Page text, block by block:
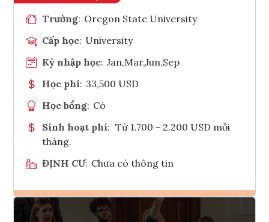
Trường: Oregon State University
Cấp học: University
Kỳ nhập học: Jan,Mar,Jun,Sep
Học phí: 33,500 USD
Học bổng: Có
Sinh hoạt phí: Từ 1.700 - 2.200 USD mỗi
tháng.
ĐỊNH CƯ: Chưa có thông tin
Ghi danh